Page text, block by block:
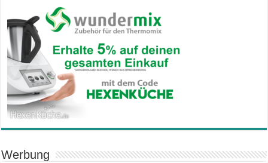
Werbung